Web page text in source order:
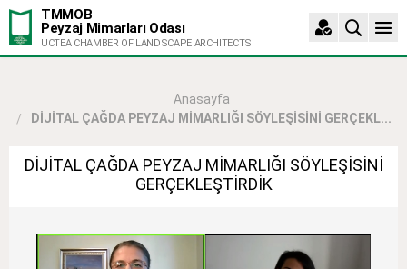
TMMOB
Peyzaj Mimarları Odası
UCTEA CHAMBER OF LANDSCAPE ARCHITECTS
Anasayfa
DİJİTAL ÇAĞDA PEYZAJ MİMARLIĞI SÖYLEŞİSİNİ GERÇEKL...
DİJİTAL ÇAĞDA PEYZAJ MİMARLIĞI SÖYLEŞİSİNİ
GERÇEKLEŞTİRDİK